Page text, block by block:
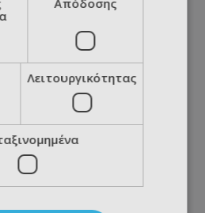
Απόδοσης
Λειτουργικότητας